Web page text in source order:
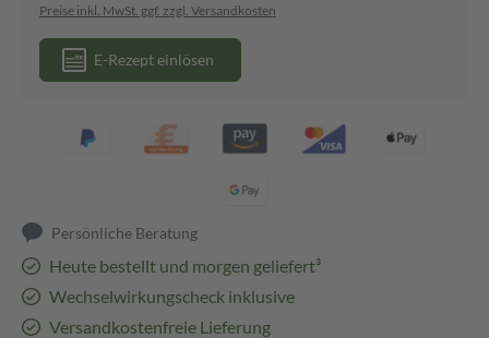
Preise inkl. MwSt. ggf. zzgl. Versandkosten
E-Rezept einlösen
Persönliche Beratung
Heute bestellt und morgen geliefert³
Wechselwirkungscheck inklusive
Versandkostenfreie Lieferung